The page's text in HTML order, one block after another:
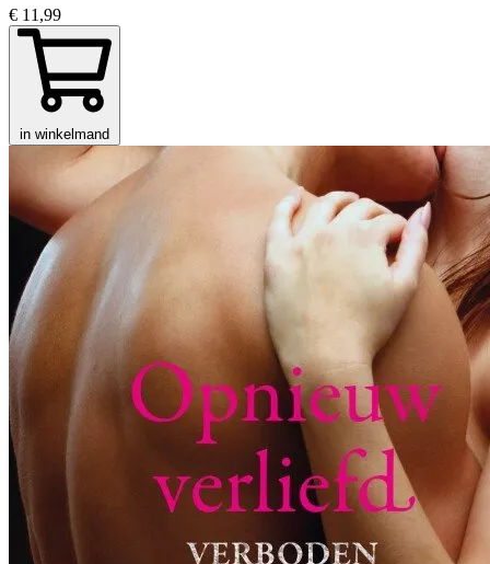
€ 11,99
in winkelmand